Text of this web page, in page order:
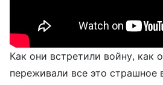
Как они встретили войну, как
переживали все это страшное